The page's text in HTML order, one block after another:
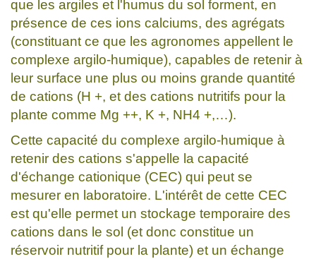
que les argiles et l'humus du sol forment, en
présence de ces ions calciums, des agrégats
(constituant ce que les agronomes appellent le
complexe argilo-humique), capables de retenir à
leur surface une plus ou moins grande quantité
de cations (H +, et des cations nutritifs pour la
plante comme Mg ++, K +, NH4 +,…).
Cette capacité du complexe argilo-humique à
retenir des cations s'appelle la capacité
d'échange cationique (CEC) qui peut se
mesurer en laboratoire. L'intérêt de cette CEC
est qu'elle permet un stockage temporaire des
cations dans le sol (et donc constitue un
réservoir nutritif pour la plante) et un échange